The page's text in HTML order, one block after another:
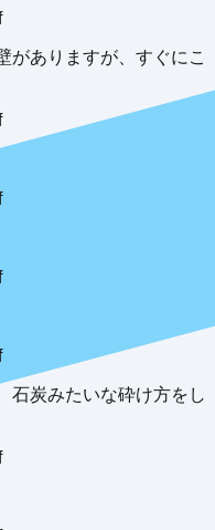
がありますが、すぐにこ
石炭みたいな砕け方をし